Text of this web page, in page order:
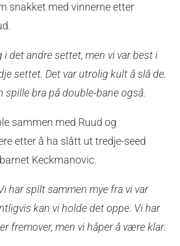
snakket med vinnerne etter
det andre settet, men vi var best i
settet. Det var utrolig kult å slå de.
spille bra på double-bane også.
sammen med Ruud og
etter å ha slått ut tredje-seed
Keckmanovic.
har spilt sammen mye fra vi var
kan vi holde det oppe. Vi har
fremover, men vi håper å være klar.